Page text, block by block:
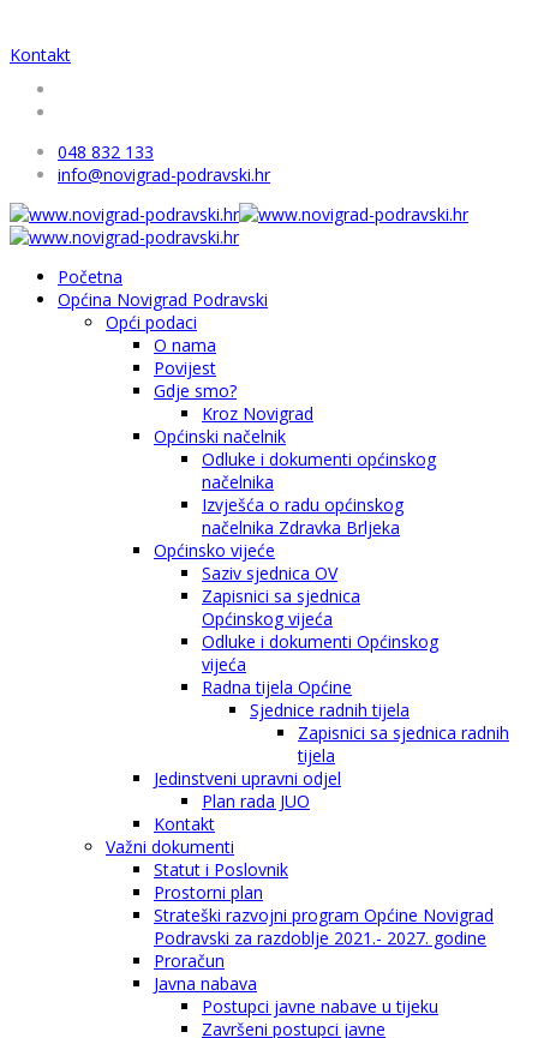
Kontakt
048 832 133
info@novigrad-podravski.hr
Početna
Općina Novigrad Podravski
Opći podaci
O nama
Povijest
Gdje smo?
Kroz Novigrad
Općinski načelnik
Odluke i dokumenti općinskog
načelnika
Izvješća o radu općinskog
načelnika Zdravka Brljeka
Općinsko vijeće
Saziv sjednica OV
Zapisnici sa sjednica
Općinskog vijeća
Odluke i dokumenti Općinskog
vijeća
Radna tijela Općine
Sjednice radnih tijela
Zapisnici sa sjednica radnih
tijela
Jedinstveni upravni odjel
Plan rada JUO
Kontakt
Važni dokumenti
Statut i Poslovnik
Prostorni plan
Strateški razvojni program Općine Novigrad
Podravski za razdoblje 2021.- 2027. godine
Proračun
Javna nabava
Postupci javne nabave u tijeku
Završeni postupci javne